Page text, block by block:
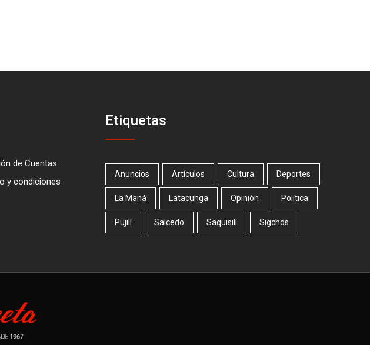
de Cuentas
y condiciones
Etiquetas
Anuncios Artículos Cultura Deportes
La Maná Latacunga Opinión Política
Pujilí Salcedo Saquisilí Sigchos